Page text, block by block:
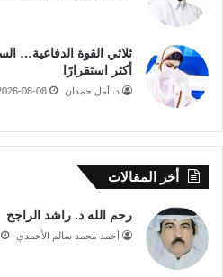
ثلاثي القوة الدفاعية…
أكثر استقرارًا
د. أمل حمدان 08-08
أخر المقالات
رحم الله د. راشد الراجح
أحمد محمد سالم الأحمدي